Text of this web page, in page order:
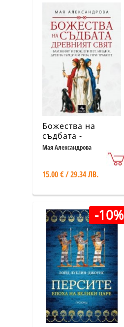
Божества на
съдбата -
Древният свят
Мая Александрова
15.00 € / 29.34 ЛВ.
-10%